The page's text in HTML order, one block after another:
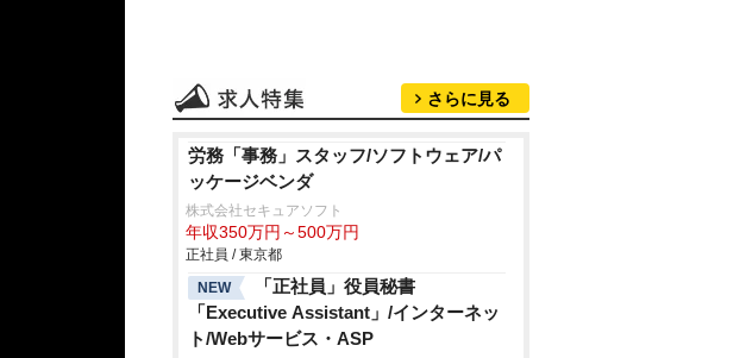
さらに見る
労務「事務」スタッフ/ソフトウェア/パ
ッケージベンダ
株式会社セキュアソフト
年収350万円～500万円
正社員 / 東京都
NEW
「正社員」役員秘書
「Executive Assistant」/インターネッ
ト/Webサービス・ASP